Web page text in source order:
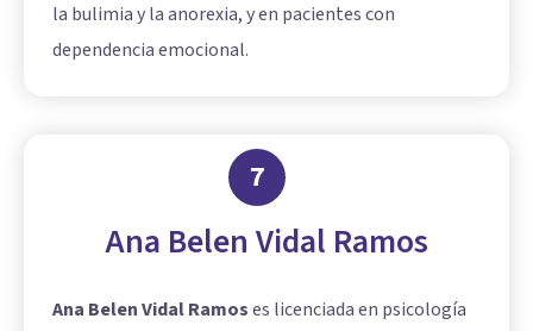
la bulimia y la anorexia, y en pacientes con
dependencia emocional.
7
Ana Belen Vidal Ramos
Ana Belen Vidal Ramoses licenciada en psicología